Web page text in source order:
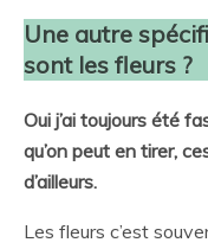
Une autre
sont les fleurs ?
Oui j’ai toujours été
qu’on peut en tirer,
d’ailleurs.
Les fleurs c’est